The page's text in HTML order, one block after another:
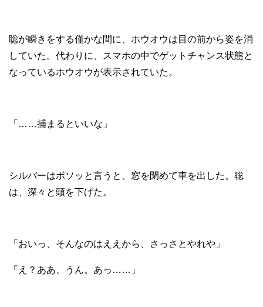
聡が瞬きをする僅かな間に、ホウオウは目の前から姿を消
していた。代わりに、スマホの中でゲットチャンス状態と
なっているホウオウが表示されていた。
「……捕まるといいな」
シルバーはボソッと言うと、窓を閉めて車を出した。聡
は、深々と頭を下げた。
「おいっ、そんなのはええから、さっさとやれや」
「え？ああ、うん。あっ……」